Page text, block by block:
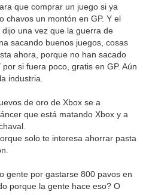
que comprar un juego si ya
chavos un montón en GP. Y el
una vez que la guerra de
sacando buenos juegos, cosas
ahora, porque no han sacado
si fuera poco, gratis en GP. Aún
industria.
de oro de Xbox se a
que está matando Xbox y a
solo te interesa ahorrar pasta
gente por gastarse 800 pavos en
porque la gente hace eso? O